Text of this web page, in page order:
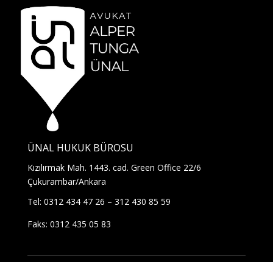
ÜNAL HUKUK BÜROSU
Kızılırmak Mah. 1443. cad. Green Office 22/6
Çukurambar/Ankara
Tel: 0312 434 47 26 – 312 430 85 59
Faks: 0312 435 05 83